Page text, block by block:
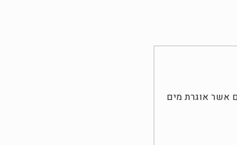
אשר אוגרת מים